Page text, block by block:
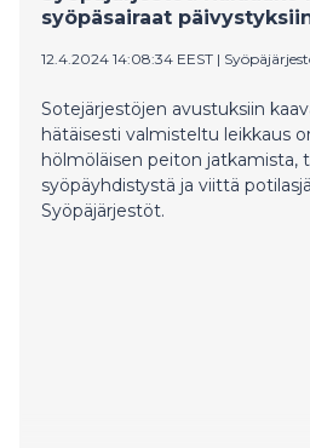
syöpäsairaat
12.4.2024 14:08:34 EEST |
Sotejärjestöjen avustuksiin
hätäisesti valmisteltu leikkaus
hölmöläisen peiton jatkamista,
syöpäyhdistystä ja viittä
Syöpäjärjestöt.